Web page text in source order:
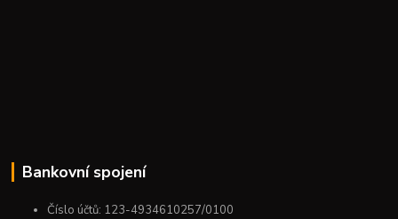
Bankovní spojení
Číslo účtů: 123-4934610257/0100